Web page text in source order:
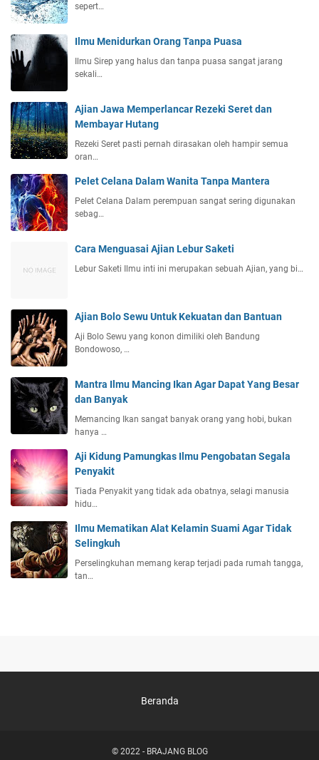
sepert…
Ilmu Menidurkan Orang Tanpa Puasa
Ilmu Sirep yang halus dan tanpa puasa sangat jarang
sekali…
Ajian Jawa Memperlancar Rezeki Seret dan
Membayar Hutang
Rezeki Seret pasti pernah dirasakan oleh hampir semua
oran…
Pelet Celana Dalam Wanita Tanpa Mantera
Pelet Celana Dalam perempuan sangat sering digunakan
sebag…
Cara Menguasai Ajian Lebur Saketi
Lebur Saketi Ilmu inti ini merupakan sebuah Ajian, yang bi…
Ajian Bolo Sewu Untuk Kekuatan dan Bantuan
Aji Bolo Sewu yang konon dimiliki oleh Bandung
Bondowoso, …
Mantra Ilmu Mancing Ikan Agar Dapat Yang Besar
dan Banyak
Memancing Ikan sangat banyak orang yang hobi, bukan
hanya …
Aji Kidung Pamungkas Ilmu Pengobatan Segala
Penyakit
Tiada Penyakit yang tidak ada obatnya, selagi manusia
hidu…
Ilmu Mematikan Alat Kelamin Suami Agar Tidak
Selingkuh
Perselingkuhan memang kerap terjadi pada rumah tangga,
tan…
Beranda
© 2022 - BRAJANG BLOG